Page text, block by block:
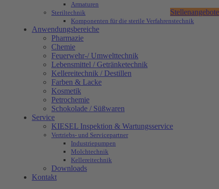
Armaturen
Steriltechnik
Komponenten für die sterile Verfahrenstechnik
Anwendungsbereiche
Pharmazie
Chemie
Feuerwehr-/ Umwelttechnik
Lebensmittel / Getränketechnik
Kellereitechnik / Destillen
Farben & Lacke
Kosmetik
Petrochemie
Schokolade / Süßwaren
Service
KIESEL Inspektion & Wartungsservice
Vertriebs- und Servicepartner
Industriepumpen
Molchtechnik
Kellereitechnik
Downloads
Kontakt
Stellenangebote